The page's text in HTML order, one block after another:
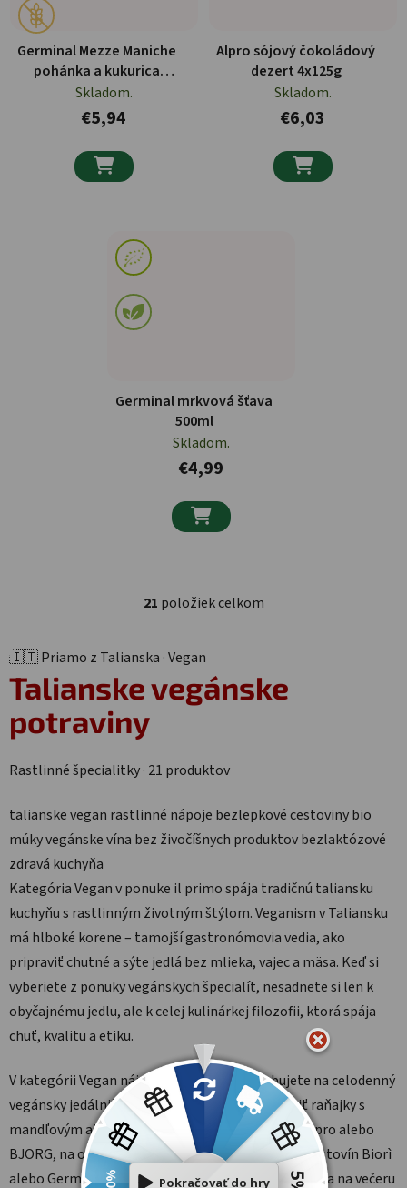
Germinal Mezze Maniche
pohánka a kukurica
bezlepkové BIO cestoviny
250g
Skladom.
€5,94

Alpro sójový čokoládový
dezert 4x125g
Skladom.
€6,03

Germinal mrkvová šťava
500ml
Skladom.
€4,99

Ovládacie prvky výpisu
21 položiek celkom
🇮🇹 Priamo z Talianska · Vegan
Talianskevegánske
potraviny
Rastlinné špecialitky · 21 produktov
talianske vegan rastlinné nápoje bezlepkové cestovinybio
múkyvegánske vína bez živočíšnych produktovbezlaktózové
zdravá kuchyňa
Kategória Vegan v ponuke il primo spája tradičnú taliansku
kuchyňu s rastlinným životným štýlom. Veganism v Taliansku
má hlboké korene – tamojší gastronómovia vedia, ako
pripraviť chutné a sýte jedlá bez mlieka, vajec a mäsa. Keď si
vyberiete z ponuky vegánskych špecialít, nesadnete si len k
obyčajnému jedlu, ale k celej kulinárkej filozofii, ktorá spája
chuť, kvalitu a etiku.
V kategórii Vegan nájdete všetko, čo potrebujete na celodenný
vegánsky jedálniček. Od ráno si môžete pripraviť raňajky s
mandľovým alebo ovsením nápojom od značky Alpro alebo
BJORG, na obed si variť špagety z bezlepkových cestovín Biorì
alebo Germinal s autentickým talianským pestom, a na večeru